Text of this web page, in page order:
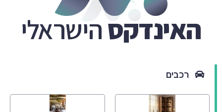
signed up for an account or created this key, please
allow up to 30 minutes for key to activate.
האינדקסהישראלי
רכבים